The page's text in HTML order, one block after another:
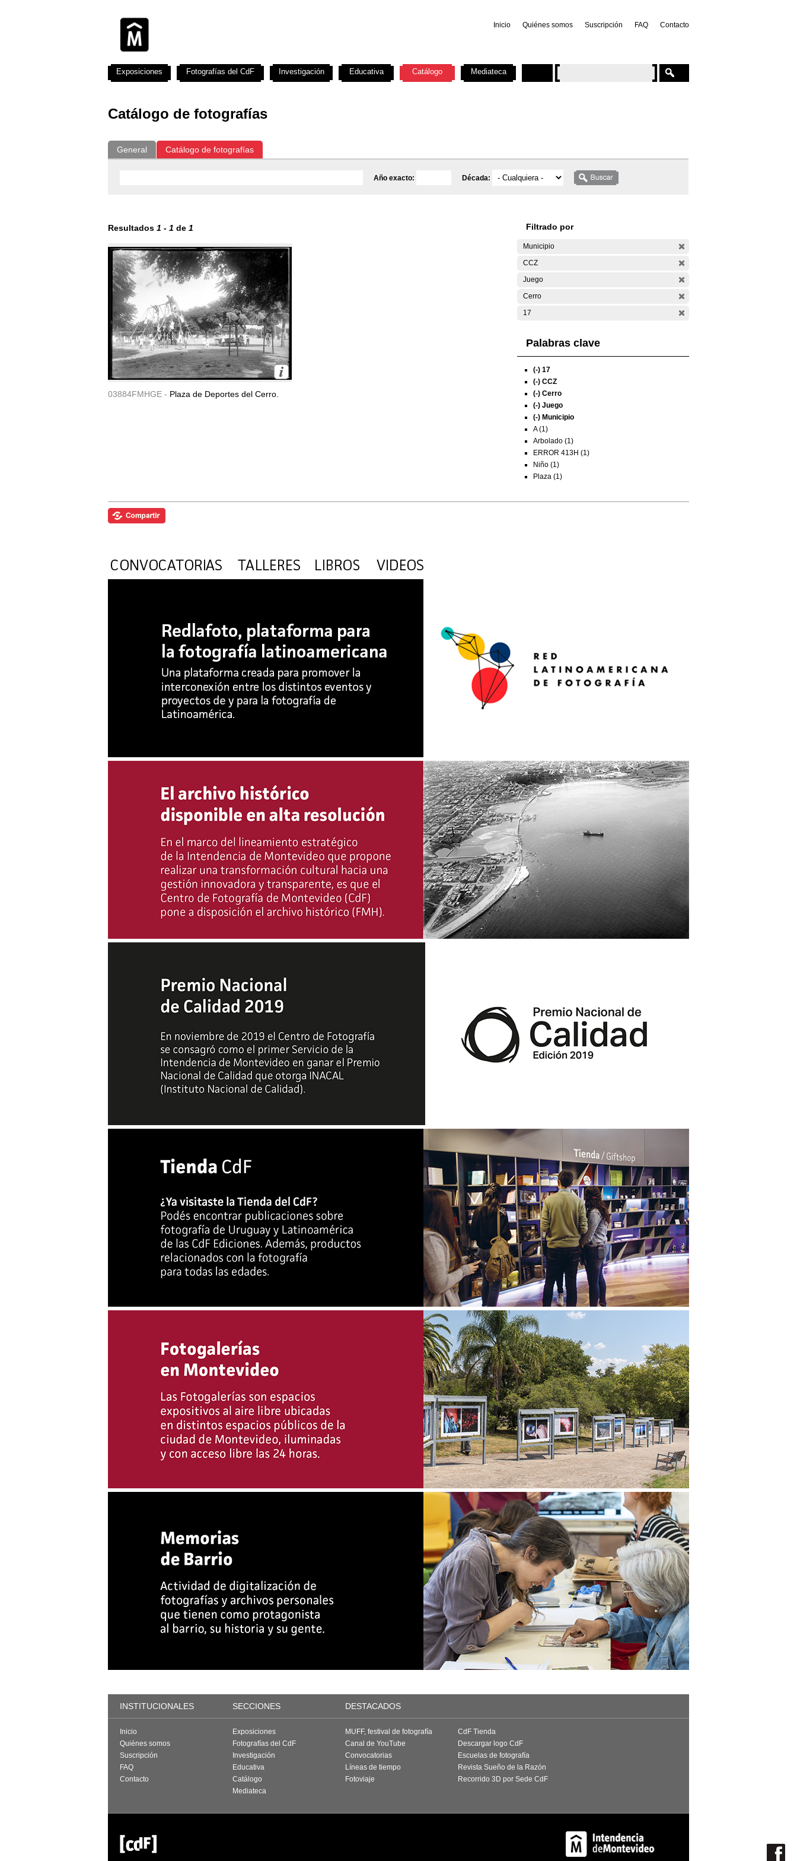
Inicio Quiénes somos Suscripción FAQ Contacto
Catálogo de fotografías
General Catálogo de fotografías
Año exacto: Década:
Resultados 1 - 1 de 1
03884FMHGE - Plaza de Deportes del Cerro.
Filtrado por
Municipio
CCZ
Juego
Cerro
17
Palabras clave
(-) 17
(-) CCZ
(-) Cerro
(-) Juego
(-) Municipio
A (1)
Arbolado (1)
ERROR 413H (1)
Niño (1)
Plaza (1)
Exposiciones Fotografías del CdF Investigación Educativa Catálogo Mediateca
INSTITUCIONALES SECCIONES DESTACADOS
Inicio
Quiénes somos
Suscripción
FAQ
Contacto
Exposiciones
Fotografías del CdF
Investigación
Educativa
Catálogo
Mediateca
MUFF, festival de fotografía
Canal de YouTube
Convocatorias
Líneas de tiempo
Fotoviaje
CdF Tienda
Descargar logo CdF
Escuelas de fotografía
Revista Sueño de la Razón
Recorrido 3D por Sede CdF